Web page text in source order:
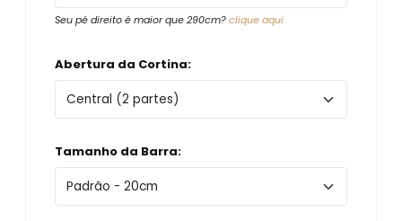
Seu pé direito é maior que 290cm?clique aqui
Abertura da Cortina:
Tamanho da Barra: